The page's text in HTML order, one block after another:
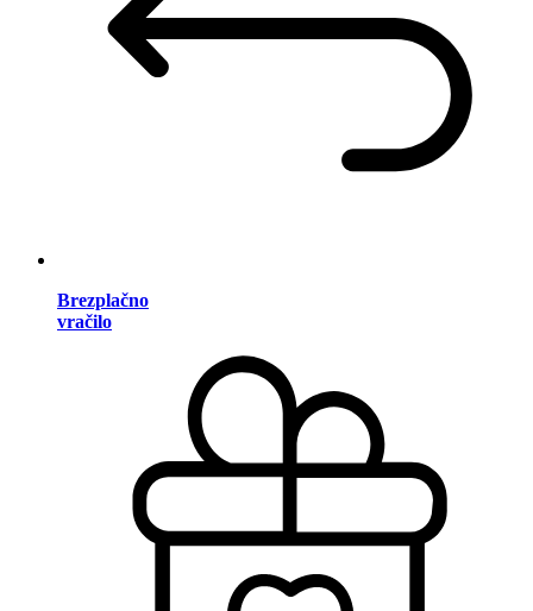
Brezplačno
vračilo